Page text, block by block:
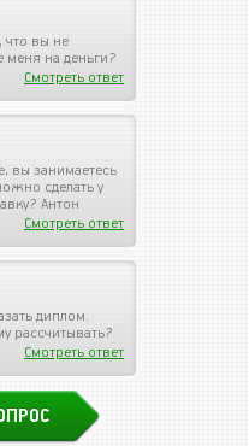
что вы не
меня на деньги?
Смотреть ответ
вы занимаетесь
сделать у
Антон
Смотреть ответ
диплом.
рассчитывать?
Смотреть ответ